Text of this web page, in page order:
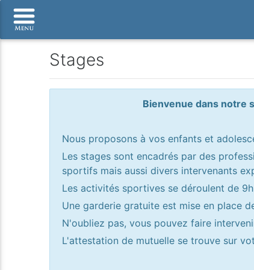
Stages
Bienvenue dans notre
Nous proposons à vos enfants et
Les stages sont encadrés par des
sportifs mais aussi divers intervenants
Les activités sportives se déroulent de 9h
Une garderie gratuite est mise en place
N'oubliez pas, vous pouvez faire
L'attestation de mutuelle se trouve sur